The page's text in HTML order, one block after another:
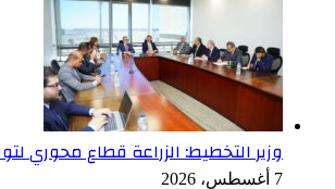
وزير التخطيط: الزراعة قطاع محوري
7 أغسطس، 2026